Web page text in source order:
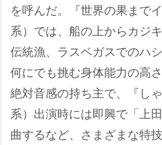
を呼んだ。『世界の果まで
系）では、船の上からカジ
伝統漁、ラスベガスでのハ
何にでも挑む身体能力の高
絶対音感の持ち主で、『し
系）出演時には即興で「上
曲するなど、さまざまな特